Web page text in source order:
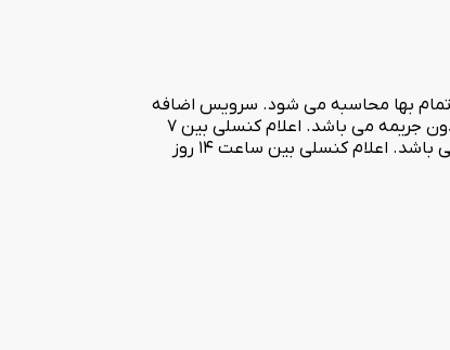
عدم استفاده از سرویس اضافه رایگان می باشد. هزینه اقامت برای کودکان بالای 5 سال بصورت تمام بها محاسبه می شود. سرویس اضافه
بصورت کف خواب می باشد. پارکینگ مسقف نمی باشد و در محوطه هتل می باشد. قوانین کنسلی : اعلام کنسلی تا 7 روز قبل از ورود مهمان بدون جریمه می باشد. اعلام کنسلی بین 7
الی 3 روز قبل از زمان ورود معادل 25% هزینه کل رزرو می باشد. اعلام کنسلی بین 72 ساعت تا ساعت 14 روز قبل از ورود 50% هزینه کل رزرو می باشد. اعلام کنسلی بین ساعت 14 روز